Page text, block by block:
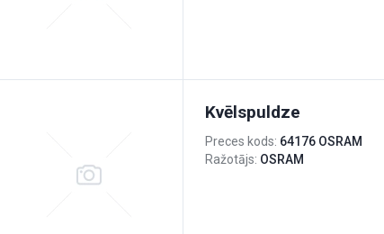
Kvēlspuldze
Preces kods: 64176 OSRAM
Ražotājs: OSRAM